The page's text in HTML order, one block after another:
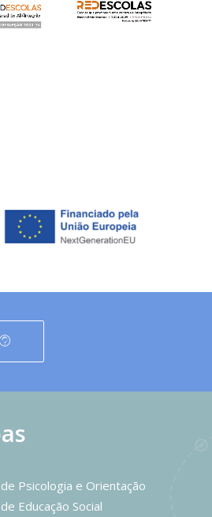
Psicologia e Orientação
Educação Social